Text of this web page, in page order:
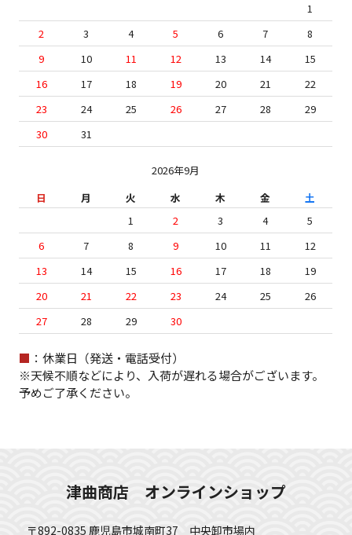
1
2
3 4 5 6 7
8
9
10 11 12 13 14
15
16
17 18 19 20 21
22
23
24 25 26 27 28
29
30
31
2026年9月
日
月 火 水 木 金
土
1
2 3 4
5
6
7 8 9 10 11
12
13
14 15 16 17 18
19
20
21 22 23 24 25
26
27
28 29 30
■ ：休業日（発送・電話受付）
※天候不順などにより、入荷が遅れる場合がございます。
予めご了承ください。
津曲商店 オンラインショップ
〒892-0835 鹿児島市城南町37 中央卸市場内